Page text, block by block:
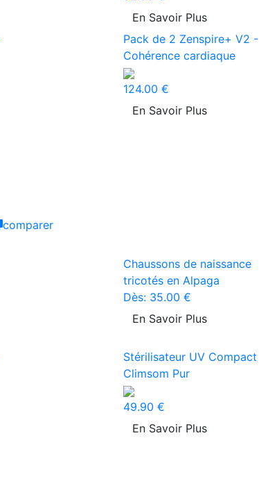
En Savoir Plus
Pack de 2 Zenspire+ V2 -
Cohérence cardiaque
124.00 €
En Savoir Plus
comparer
Chaussons de naissance
tricotés en Alpaga
Dès: 35.00 €
En Savoir Plus
Stérilisateur UV Compact
Climsom Pur
49.90 €
En Savoir Plus